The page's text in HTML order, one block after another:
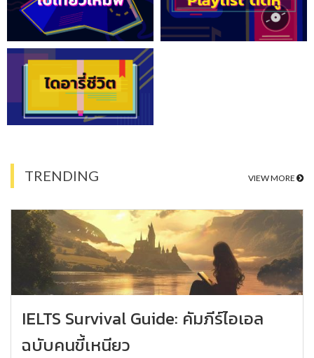
TRENDING VIEW MORE
IELTS Survival Guide: คัมภีร์ไอเอล
ฉบับคนขี้เหนียว